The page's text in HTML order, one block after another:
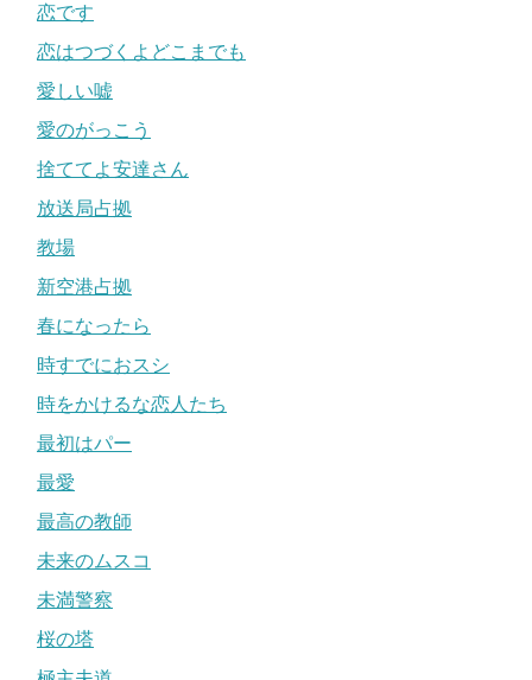
恋です
恋はつづくよどこまでも
愛しい嘘
愛のがっこう
捨ててよ安達さん
放送局占拠
教場
新空港占拠
春になったら
時すでにおスシ
時をかけるな恋人たち
最初はパー
最愛
最高の教師
未来のムスコ
未満警察
桜の塔